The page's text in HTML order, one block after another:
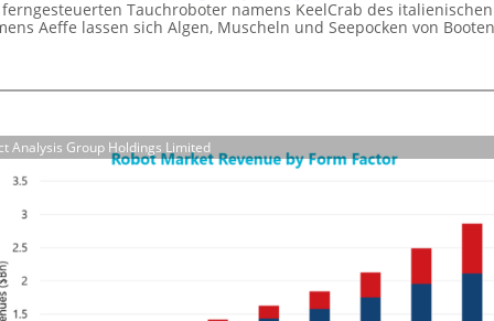
F
t
g
u
i
g
r
Tauchroboter namens KeelCrab des italienischen
Aeffe lassen sich Algen, Muscheln und Seepocken von Booten
Analysis Group Holdings Limited